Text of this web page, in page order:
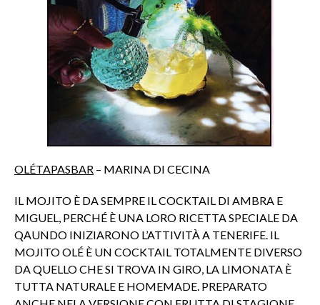
OLÉTAPASBAR – MARINA DI CECINA
IL MOJITO È DA SEMPRE IL COCKTAIL DI AMBRA E
MIGUEL, PERCHÉ È UNA LORO RICETTA SPECIALE DA
QAUNDO INIZIARONO L’ATTIVITÀ A TENERIFE. IL
MOJITO OLÉ È UN COCKTAIL TOTALMENTE DIVERSO
DA QUELLO CHE SI TROVA IN GIRO, LA LIMONATA È
TUTTA NATURALE E HOMEMADE. PREPARATO